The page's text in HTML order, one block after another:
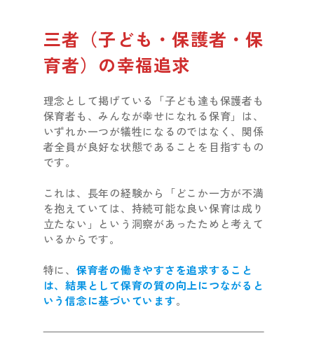
三者（子ども・保護者・保
育者）の幸福追求
理念として掲げている「子ども達も保護者も
保育者も、みんなが幸せになれる保育」は、
いずれか一つが犠牲になるのではなく、関係
者全員が良好な状態であることを目指すもの
です。
これは、長年の経験から「どこか一方が不満
を抱えていては、持続可能な良い保育は成り
立たない」という洞察があったためと考えて
いるからです。
特に、 保育者の働きやすさを追求すること
は、結果として保育の質の向上につながると
いう信念に基づいています。